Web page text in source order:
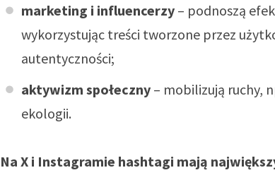
marketing i influencerzy – podnoszą
wykorzystując treści tworzone przez
autentyczności;
aktywizm społeczny – mobilizują ruchy,
ekologii.
Na X i Instagramie hashtagi mają